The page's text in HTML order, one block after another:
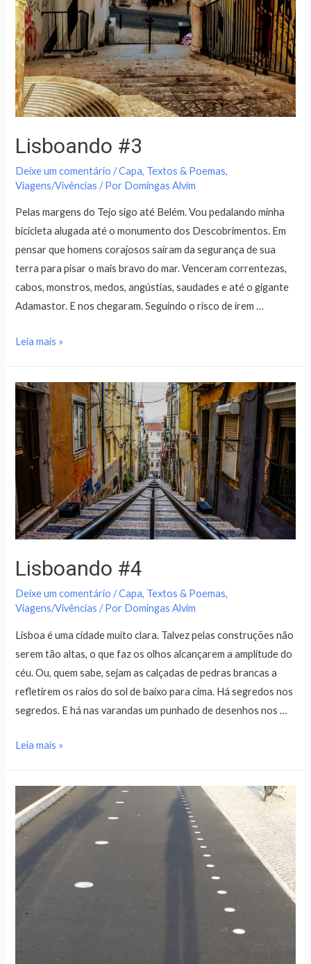
Lisboando #3
Deixe um comentário /Capa, Textos & Poemas,
Viagens/Vivências / Por Domingas Alvim
Pelas margens do Tejo sigo até Belém. Vou pedalando minha
bicicleta alugada até o monumento dos Descobrimentos. Em
pensar que homens corajosos saíram da segurança de sua
terra para pisar o mais bravo do mar. Venceram correntezas,
cabos, monstros, medos, angústias, saudades e até o gigante
Adamastor. E nos chegaram. Seguindo o risco de irem …
Leia mais »
Lisboando #4
Deixe um comentário /Capa, Textos & Poemas,
Viagens/Vivências / Por Domingas Alvim
Lisboa é uma cidade muito clara. Talvez pelas construções não
serem tão altas, o que faz os olhos alcançarem a amplitude do
céu. Ou, quem sabe, sejam as calçadas de pedras brancas a
refletirem os raios do sol de baixo para cima. Há segredos nos
segredos. E há nas varandas um punhado de desenhos nos …
Leia mais »